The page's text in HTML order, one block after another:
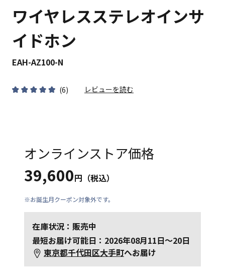
ワイヤレスステレオインサ
イドホン
EAH-AZ100-N
(6) レビューを読む
オンラインストア価格
39,600円（税込）
※お誕生月クーポン対象外です。
在庫状況：販売中
最短お届け可能日：2026年08月11日～20日
東京都千代田区大手町へお届け